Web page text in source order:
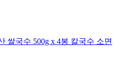
쌀국수 500g x 4봉 칼국수 소면